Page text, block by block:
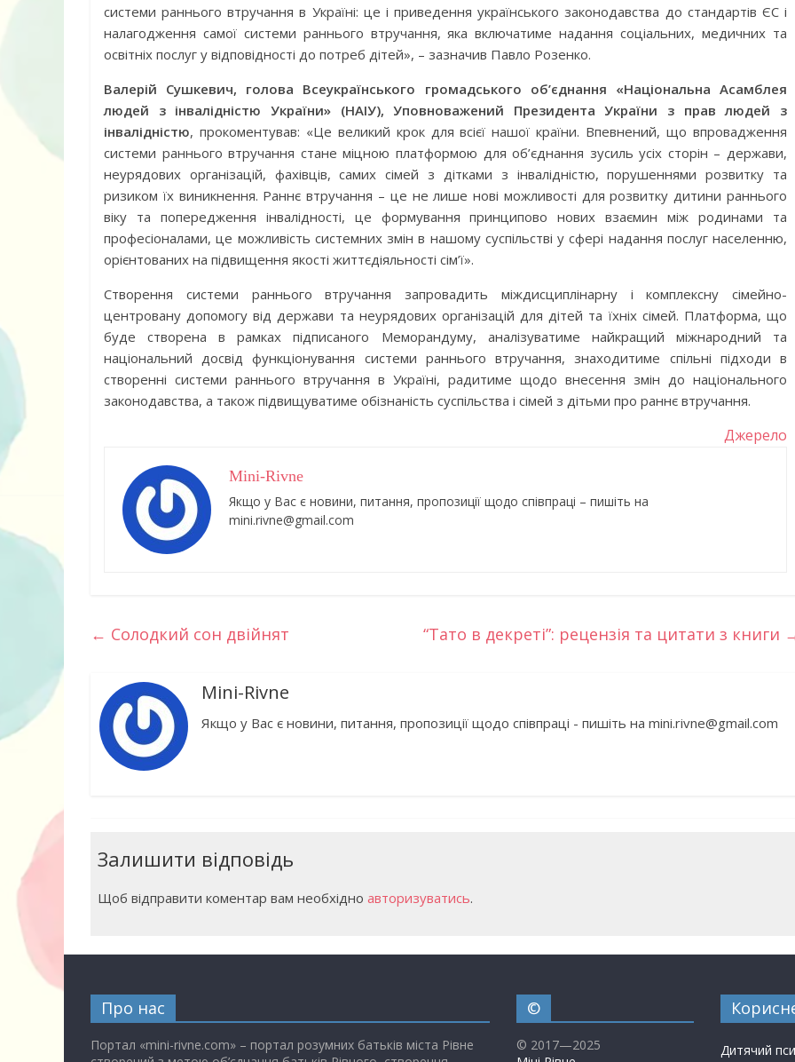
системи раннього втручання в Україні: це і приведення українського законодавства до стандартів ЄС і
налагодження самої системи раннього втручання, яка включатиме надання соціальних, медичних та
освітніх послуг у відповідності до потреб дітей», – зазначив Павло Розенко.
Валерій Сушкевич, голова Всеукраїнського громадського об’єднання «Національна Асамблея
людей з інвалідністю України» (НАІУ), Уповноважений Президента України з прав людей з
інвалідністю, прокоментував: «Це великий крок для всієї нашої країни. Впевнений, що впровадження
системи раннього втручання стане міцною платформою для об’єднання зусиль усіх сторін – держави,
неурядових організацій, фахівців, самих сімей з дітками з інвалідністю, порушеннями розвитку та
ризиком їх виникнення. Раннє втручання – це не лише нові можливості для розвитку дитини раннього
віку та попередження інвалідності, це формування принципово нових взаємин між родинами та
професіоналами, це можливість системних змін в нашому суспільстві у сфері надання послуг населенню,
орієнтованих на підвищення якості життєдіяльності сім’ї».
Створення системи раннього втручання запровадить міждисциплінарну і комплексну сімейно-
центровану допомогу від держави та неурядових організацій для дітей та їхніх сімей. Платформа, що
буде створена в рамках підписаного Меморандуму, аналізуватиме найкращий міжнародний та
національний досвід функціонування системи раннього втручання, знаходитиме спільні підходи в
створенні системи раннього втручання в Україні, радитиме щодо внесення змін до національного
законодавства, а також підвищуватиме обізнаність суспільства і сімей з дітьми про раннє втручання.
Джерело
Mini-Rivne
Якщо у Вас є новини, питання, пропозиції щодо співпраці – пишіть на
mini.rivne@gmail.com
← Солодкий сон двійнят “Тато в декреті”: рецензія та цитати з книги
Mini-Rivne
Якщо у Вас є новини, питання, пропозиції щодо співпраці - пишіть на mini.rivne@gmail.com
Залишити відповідь
Щоб відправити коментар вам необхідно авторизуватись.
ДНЗ ясла-садок №2
поглибленого інтелектуального
розвитку – Пізнайко
Приватні садочки Рівного
Про нас
Портал «mini-rivne.com» – портал розумних батьків міста Рівне
©
© 2017—2025
Дитячий